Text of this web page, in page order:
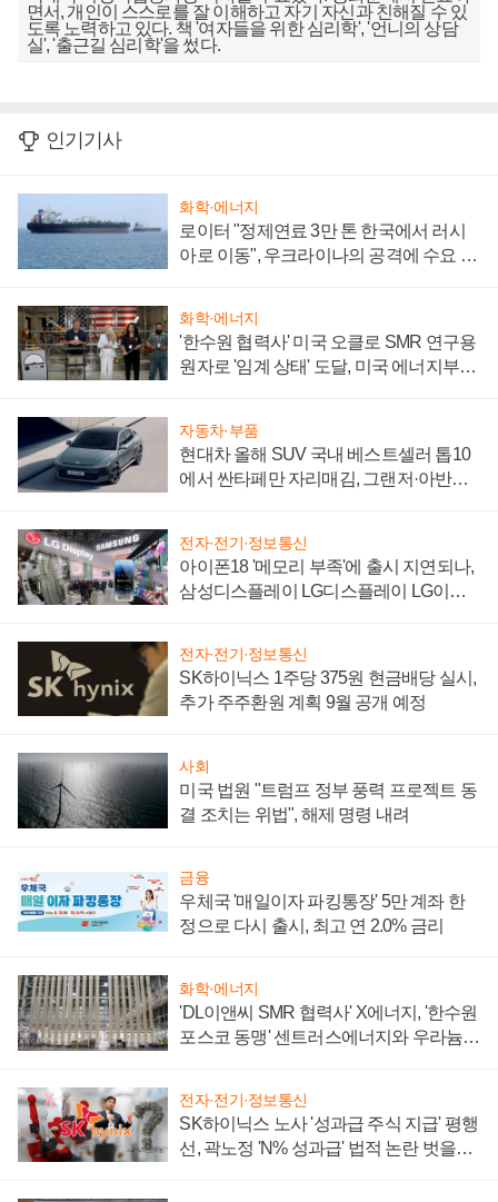
면서, 개인이 스스로를 잘 이해하고 자기 자신과 친해질 수 있
도록 노력하고 있다. 책 '여자들을 위한 심리학', '언니의 상담
실', '출근길 심리학'을 썼다.
인기기사
화학·에너지
로이터 "정제연료 3만 톤 한국에서 러시
아로 이동", 우크라이나의 공격에 수요 늘
화학·에너지
'한수원 협력사' 미국 오클로 SMR 연구용
원자로 '임계 상태' 도달, 미국 에너지부
자동차·부품
현대차 올해 SUV 국내 베스트셀러 톱10
에서 싼타페만 자리매김, 그랜저·아반떼
전자·전기·정보통신
아이폰18 '메모리 부족'에 출시 지연되나,
삼성디스플레이 LG디스플레이 LG이노
전자·전기·정보통신
SK하이닉스 1주당 375원 현금배당 실시,
추가 주주환원 계획 9월 공개 예정
사회
미국 법원 "트럼프 정부 풍력 프로젝트 동
결 조치는 위법", 해제 명령 내려
금융
우체국 '매일이자 파킹통장' 5만 계좌 한
정으로 다시 출시, 최고 연 2.0% 금리
화학·에너지
'DL이앤씨 SMR 협력사' X에너지, '한수원
포스코 동맹' 센트러스에너지와 우라늄
전자·전기·정보통신
SK하이닉스 노사 '성과급 주식 지급' 평행
선, 곽노정 'N% 성과급' 법적 논란 벗을지